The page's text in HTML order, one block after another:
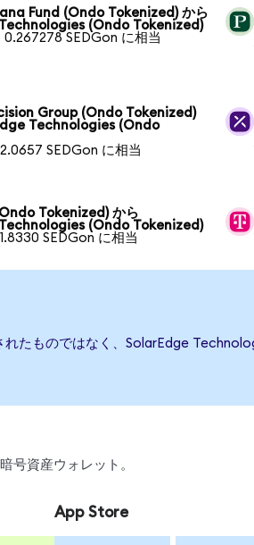
Fund (Ondo Tokenized) から
(Ondo Tokenized)
0.267278 SEDGon に相当
Group (Ondo Tokenized)
Technologies (Ondo
SEDGon に相当
Tokenized) から
(Ondo Tokenized)
SEDGon に相当
たものではなく、SolarEdge
号資産ウォレット。
App Store